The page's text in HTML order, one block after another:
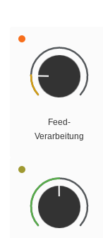
Feed-
Verarbeitung